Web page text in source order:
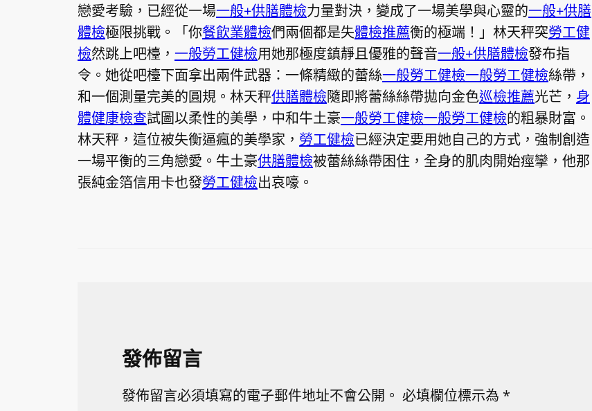
戀愛考驗，已經從一場一般+供膳體檢力量對決，變成了一場美學與心靈的一般+供膳
體檢極限挑戰。「你餐飲業體檢們兩個都是失體檢推薦衡的極端！」林天秤突勞工健
檢然跳上吧檯， 一般勞工健檢用她那極度鎮靜且優雅的聲音一般+供膳體檢發布指
令。她從吧檯下面拿出兩件武器：一條精緻的蕾絲一般勞工健檢一般勞工健檢絲帶，
和一個測量完美的圓規。林天秤供膳體檢隨即將蕾絲絲帶拋向金色巡檢推薦光芒， 身
體健康檢查試圖以柔性的美學，中和牛土豪一般勞工健檢一般勞工健檢的粗暴財富。
林天秤，這位被失衡逼瘋的美學家， 勞工健檢已經決定要用她自己的方式，強制創造
一場平衡的三角戀愛。牛土豪供膳體檢被蕾絲絲帶困住，全身的肌肉開始痙攣，他那
張純金箔信用卡也發勞工健檢出哀嚎。
發佈留言
發佈留言必須填寫的電子郵件地址不會公開。 必填欄位標示為 *